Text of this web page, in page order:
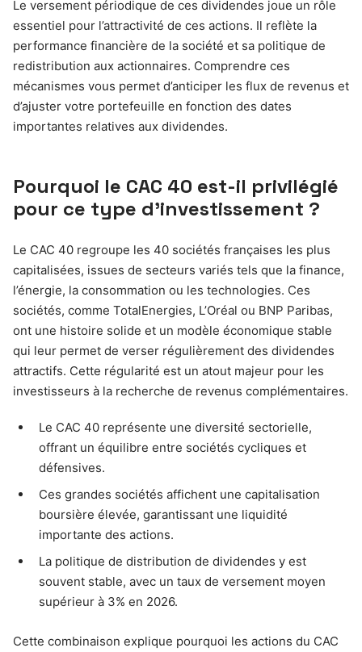
Le versement périodique de ces dividendes joue un rôle
essentiel pour l’attractivité de ces actions. Il reflète la
performance financière de la société et sa politique de
redistribution aux actionnaires. Comprendre ces
mécanismes vous permet d’anticiper les flux de revenus et
d’ajuster votre portefeuille en fonction des dates
importantes relatives aux dividendes.
Pourquoi le CAC 40 est-il privilégié
pour ce type d’investissement ?
Le CAC 40 regroupe les 40 sociétés françaises les plus
capitalisées, issues de secteurs variés tels que la finance,
l’énergie, la consommation ou les technologies. Ces
sociétés, comme TotalEnergies, L’Oréal ou BNP Paribas,
ont une histoire solide et un modèle économique stable
qui leur permet de verser régulièrement des dividendes
attractifs. Cette régularité est un atout majeur pour les
investisseurs à la recherche de revenus complémentaires.
Le CAC 40 représente une diversité sectorielle,
offrant un équilibre entre sociétés cycliques et
défensives.
Ces grandes sociétés affichent une capitalisation
boursière élevée, garantissant une liquidité
importante des actions.
La politique de distribution de dividendes y est
souvent stable, avec un taux de versement moyen
supérieur à 3% en 2026.
Cette combinaison explique pourquoi les actions du CAC